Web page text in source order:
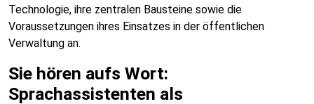
Technologie, ihre zentralen Bausteine sowie die
Voraussetzungen ihres Einsatzes in der öffentlichen
Verwaltung an.
Sie hören aufs Wort:
Sprachassistenten als